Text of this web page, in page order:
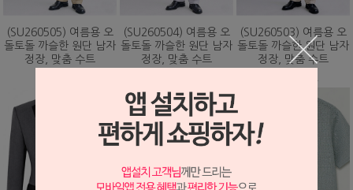
(SU260505) 여름용 오
돌토돌 까슬한 원단 남자
정장, 맞춤 수트
(SU260504) 여름용 오
돌토돌 까슬한 원단 남자
정장, 맞춤 수트
(SU260503) 여름용 오
돌토돌 까슬한 원단 남자
정장, 맞춤 수트